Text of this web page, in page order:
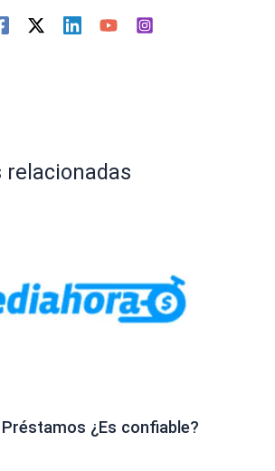
relacionadas
¿Es confiable?